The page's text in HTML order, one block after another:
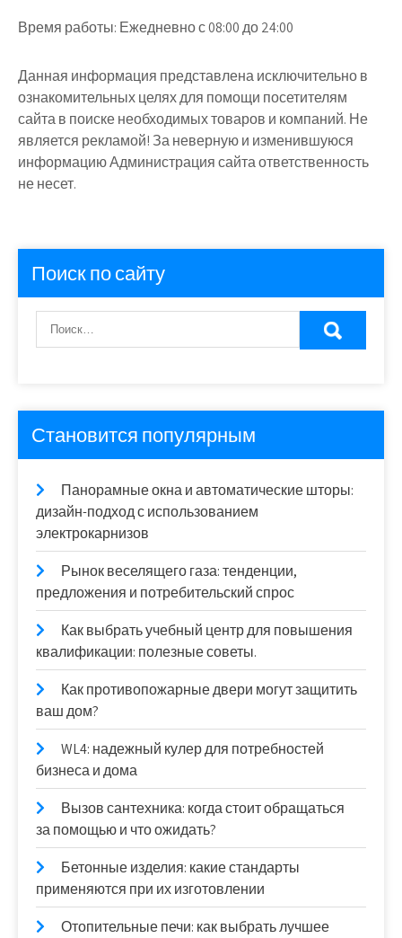
Время работы: Ежедневно с 08:00 до 24:00
Данная информация представлена исключительно в
ознакомительных целях для помощи посетителям
сайта в поиске необходимых товаров и компаний. Не
является рекламой! За неверную и изменившуюся
информацию Администрация сайта ответственность
не несет.
Поиск по сайту
Становится популярным
Панорамные окна и автоматические шторы:
дизайн-подход с использованием
электрокарнизов
Рынок веселящего газа: тенденции,
предложения и потребительский спрос
Как выбрать учебный центр для повышения
квалификации: полезные советы.
Как противопожарные двери могут защитить
ваш дом?
WL4: надежный кулер для потребностей
бизнеса и дома
Вызов сантехника: когда стоит обращаться
за помощью и что ожидать?
Бетонные изделия: какие стандарты
применяются при их изготовлении
Отопительные печи: как выбрать лучшее